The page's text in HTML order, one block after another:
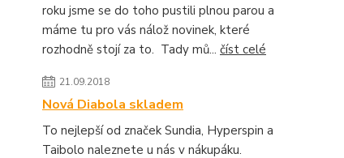
roku jsme se do toho pustili plnou parou a
máme tu pro vás nálož novinek, které
rozhodně stojí za to. Tady mů... číst celé
21.09.2018
Nová Diabola skladem
To nejlepší od značek Sundia, Hyperspin a
Taibolo naleznete u nás v nákupáku.